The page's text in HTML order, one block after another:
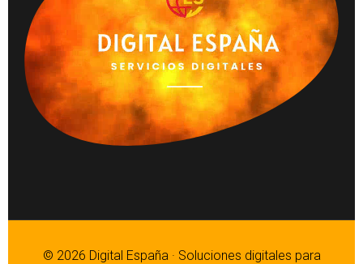
© 2026 Digital España · Soluciones digitales para